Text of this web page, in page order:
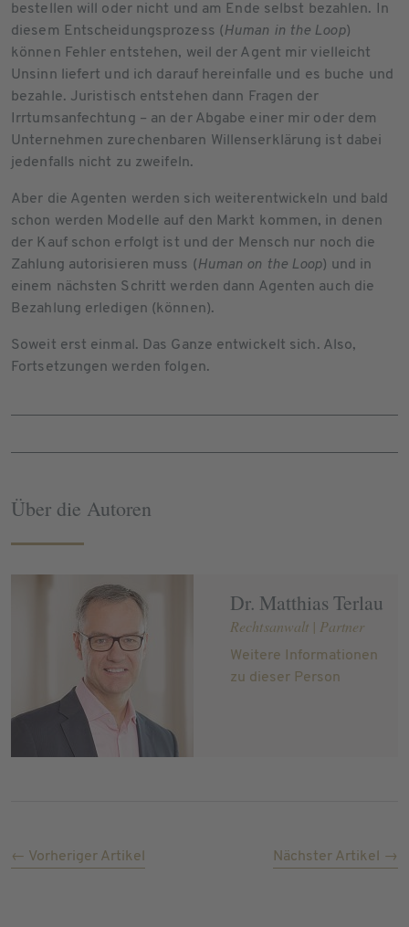
bestellen will oder nicht und am Ende selbst bezahlen. In
diesem Entscheidungsprozess (Human in the Loop)
können Fehler entstehen, weil der Agent mir vielleicht
Unsinn liefert und ich darauf hereinfalle und es buche und
bezahle. Juristisch entstehen dann Fragen der
Irrtumsanfechtung – an der Abgabe einer mir oder dem
Unternehmen zurechenbaren Willenserklärung ist dabei
jedenfalls nicht zu zweifeln.
Aber die Agenten werden sich weiterentwickeln und bald
schon werden Modelle auf den Markt kommen, in denen
der Kauf schon erfolgt ist und der Mensch nur noch die
Zahlung autorisieren muss (Human on the Loop) und in
einem nächsten Schritt werden dann Agenten auch die
Bezahlung erledigen (können).
Soweit erst einmal. Das Ganze entwickelt sich. Also,
Fortsetzungen werden folgen.
Über die Autoren
Dr. Matthias Terlau
Rechtsanwalt | Partner
Weitere Informationen
zu dieser Person
← Vorheriger Artikel Nächster Artikel →